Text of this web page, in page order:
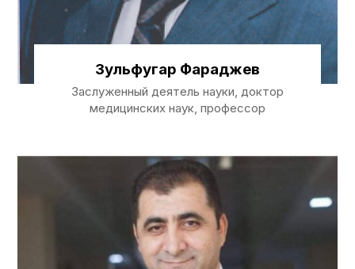
Зульфугар Фараджев
Заслуженный деятель науки, доктор
медицинских наук, профессор